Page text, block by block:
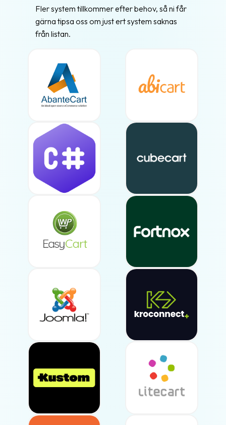
Fler system tillkommer efter behov, så ni får
gärna tipsa oss om just ert system saknas
från listan.